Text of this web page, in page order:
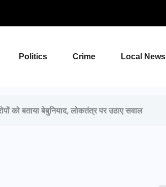
Politics Crime Local News
को बताया बेबुनियाद, लोकतंत्र पर उठाए सवाल